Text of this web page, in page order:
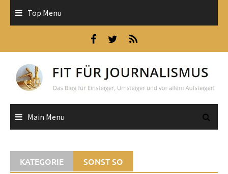
Top Menu
Main Menu
KATEGORIE SONST SO